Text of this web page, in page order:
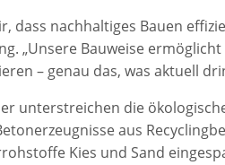
dass nachhaltiges Bauen
„Unsere Bauweise
– genau das, was aktuell
unterstreichen die
aus
Kies und Sand